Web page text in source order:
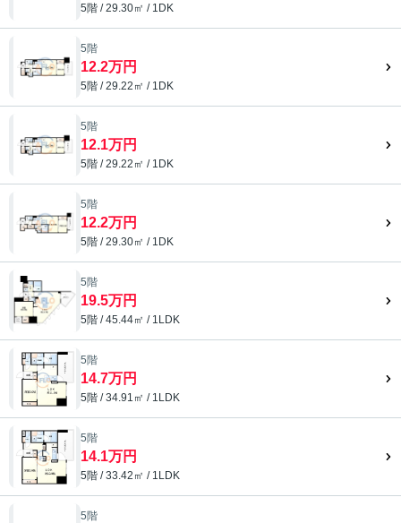
5階 / 29.30㎡ / 1DK
5階
12.2万円
5階 / 29.22㎡ / 1DK
5階
12.1万円
5階 / 29.22㎡ / 1DK
5階
12.2万円
5階 / 29.30㎡ / 1DK
5階
19.5万円
5階 / 45.44㎡ / 1LDK
5階
14.7万円
5階 / 34.91㎡ / 1LDK
5階
14.1万円
5階 / 33.42㎡ / 1LDK
5階